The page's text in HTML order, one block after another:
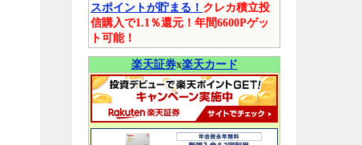
スポイントが貯まる！ クレカ積立投
信購入で1.1％還元！年間6600Pゲッ
ト可能！
楽天証券x楽天カード